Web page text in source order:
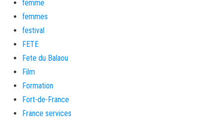
femme
femmes
festival
FETE
Fete du Balaou
Film
Formation
Fort-de-France
France services